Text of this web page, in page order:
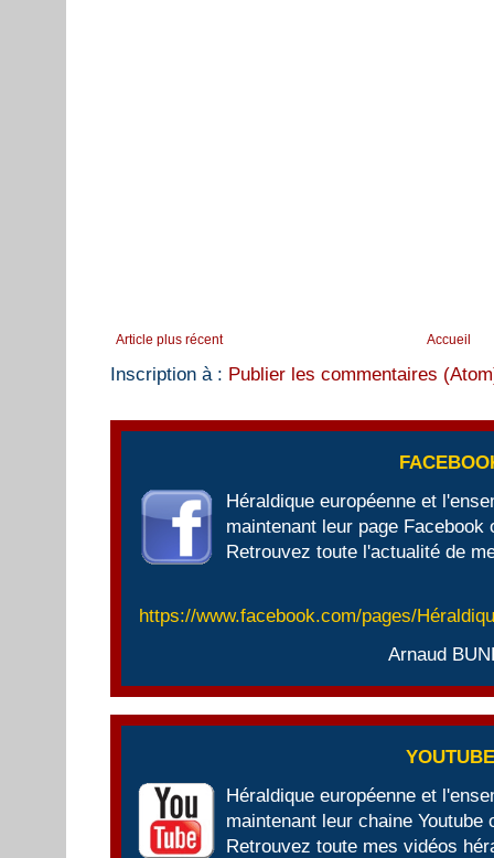
Article plus récent Accueil
Inscription à : Publier les commentaires
Héraldique européenne et
maintenant leur page Facebook
Retrouvez toute l'actualité de
https://www.facebook.com/pages/
Arnaud
Héraldique européenne et
maintenant leur chaine Youtube
Retrouvez toute mes vidéos